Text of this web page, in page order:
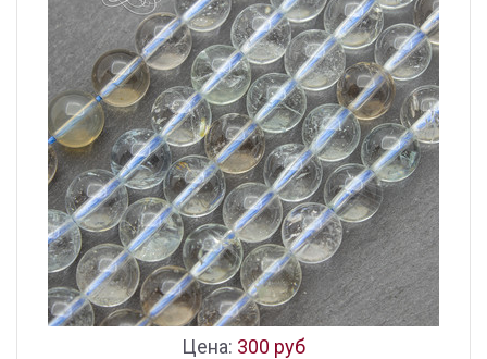
Цена: 300 руб